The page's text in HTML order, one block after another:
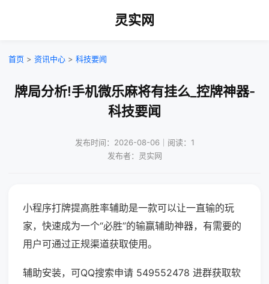
灵实网
首页 > 资讯中心 > 科技要闻
牌局分析!手机微乐麻将有挂么_控牌神器-
科技要闻
发布时间：2026-08-06｜阅读：1
发布者：灵实网
小程序打牌提高胜率辅助是一款可以让一直输的玩
家，快速成为一个“必胜”的输赢辅助神器，有需要的
用户可通过正规渠道获取使用。
辅助安装，可QQ搜索申请 549552478 进群获取软